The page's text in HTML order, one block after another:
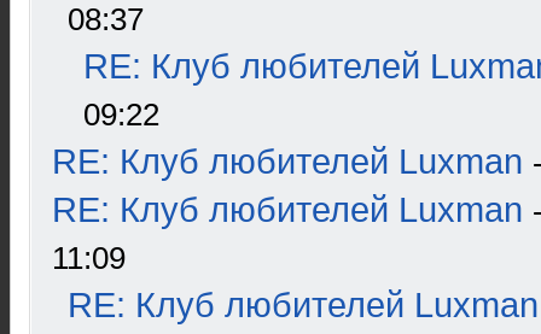
08:37
RE: Клуб любителей
09:22
RE: Клуб любителей Luxman
RE: Клуб любителей Luxman
11:09
RE: Клуб любителей Luxman